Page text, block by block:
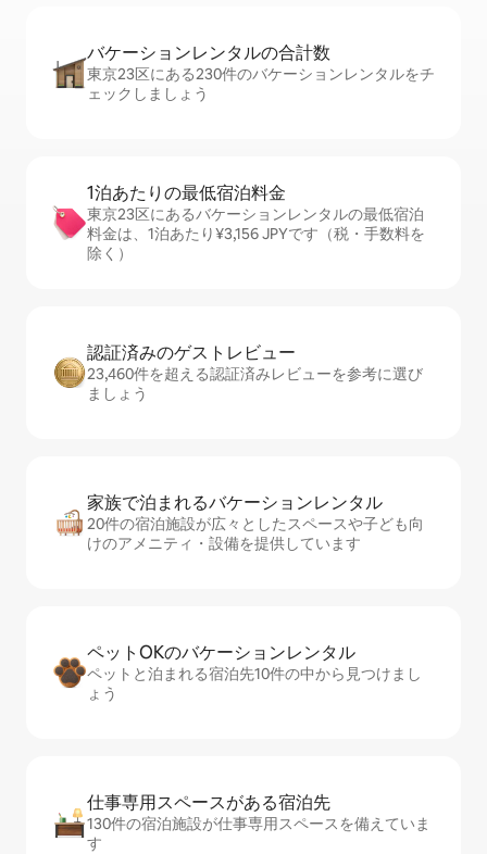
バケーションレ⁠ン⁠タ⁠ル⁠の合⁠計⁠数
東京23区にある230件のバケーションレンタルをチ
ェックしましょう
1泊あたりの最⁠低⁠宿⁠泊⁠料⁠金
東京23区にあるバケーションレンタルの最低宿泊
料金は、1泊あたり¥3,156 JPYです（税・手数料を
除く）
認証済みのゲ⁠ス⁠ト⁠レ⁠ビ⁠ュ⁠ー
23,460件を超える認証済みレビューを参考に選び
ましょう
家族で泊まれるバ⁠ケ⁠ー⁠シ⁠ョ⁠ンレ⁠ン⁠タ⁠ル
20件の宿泊施設が広々としたスペースや子ども向
けのアメニティ・設備を提供しています
ペットOKのバ⁠ケ⁠ー⁠シ⁠ョ⁠ンレ⁠ン⁠タ⁠ル
ペットと泊まれる宿泊先10件の中から見つけまし
ょう
仕事専用ス⁠ペ⁠ー⁠スがあ⁠る宿⁠泊⁠先
130件の宿泊施設が仕事専用スペースを備えていま
す